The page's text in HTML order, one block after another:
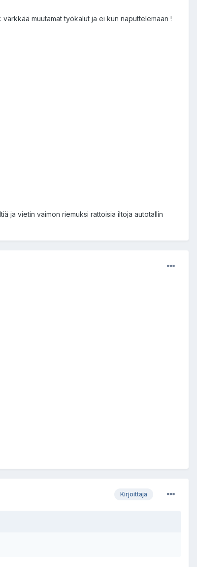
muutamat työkalut ja ei kun naputtelemaan !
ja vietin vaimon riemuksi rattoisia iltoja autotallin
Kirjoittaja